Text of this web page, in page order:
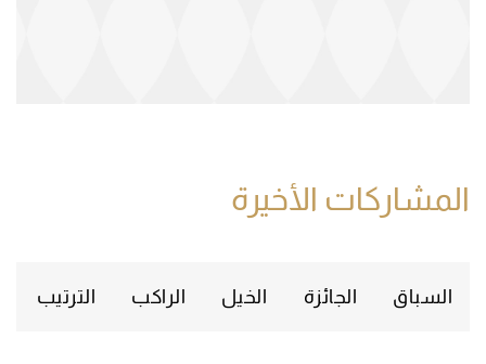
المشاركات الأخيرة
السباق الجائزة الخيل الراكب الترتيب